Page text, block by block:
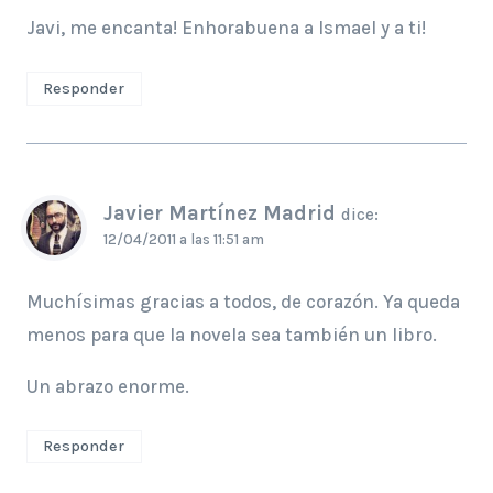
Javi, me encanta! Enhorabuena a Ismael y a ti!
Responder
Javier Martínez Madrid dice:
12/04/2011 a las 11:51 am
Muchísimas gracias a todos, de corazón. Ya queda
menos para que la novela sea también un libro.
Un abrazo enorme.
Responder